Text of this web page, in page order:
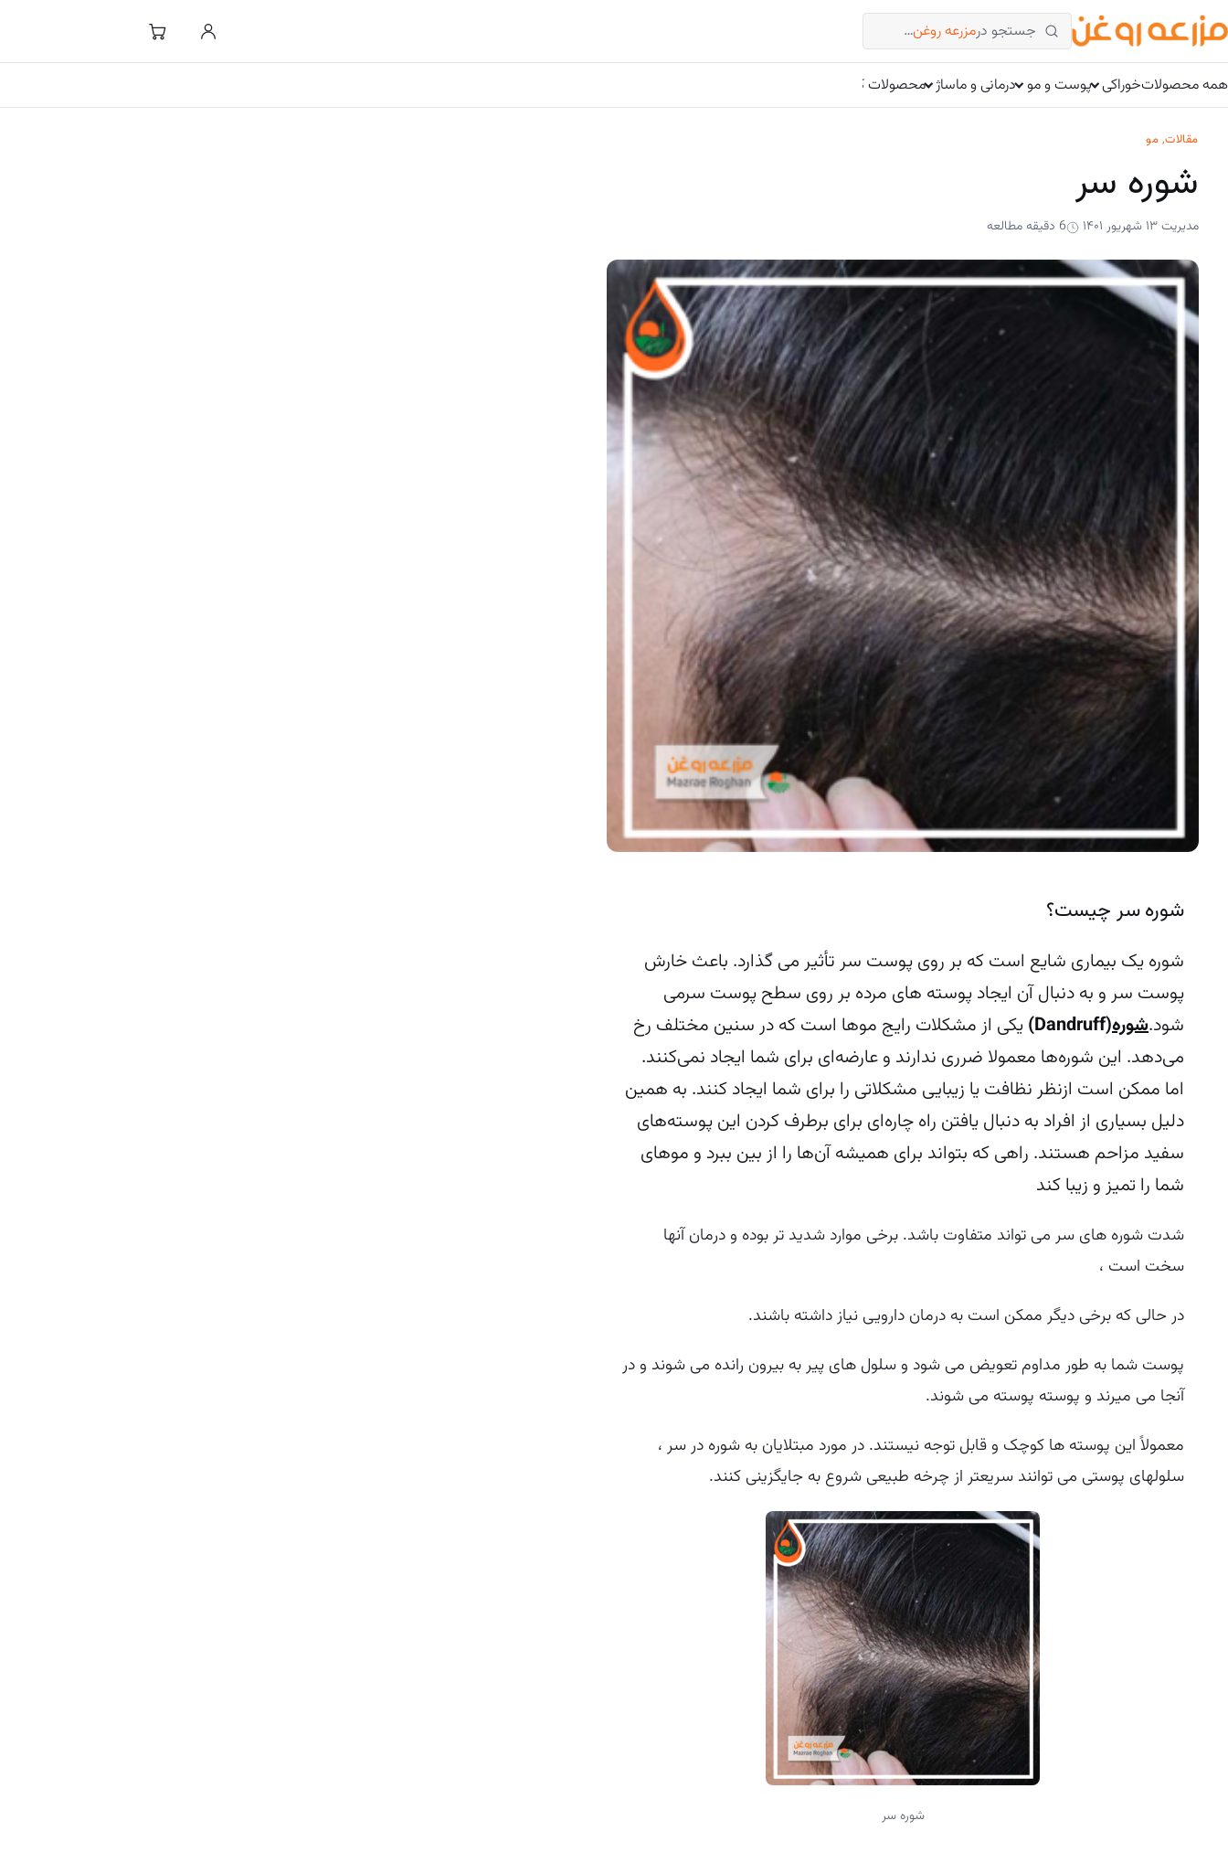
رفتن
به
محتوا
جستجو درمزرعه روغن…
همه محصولاتخوراکی پوست و مو درمانی و ماساژ محصولات کتوژنیک
مقالات, مو
شوره سر
مدیریت۱۳ شهریور ۱۴۰۱ 6 دقیقه مطالعه
شوره سر چیست؟
شوره یک بیماری شایع است که بر روی پوست سر تأثیر می گذارد. باعث خارش
پوست سر و به دنبال آن ایجاد پوسته های مرده بر روی سطح پوست سرمی
شود.شوره(Dandruff)
یکی از مشکلات رایج موها است که در سنین مختلف رخ
می‌دهد. این شوره‌ها معمولا ضرری ندارند و عارضه‌ای برای شما ایجاد نمی‌کنند.
اما ممکن است ازنظر نظافت یا زیبایی مشکلاتی را برای شما ایجاد کنند. به همین
دلیل بسیاری از افراد به دنبال یافتن راه چاره‌ای برای برطرف کردن این پوسته‌های
سفید مزاحم هستند. راهی که بتواند برای همیشه آن‌ها را از بین ببرد و موهای
شما را تمیز و زیبا کند
شدت شوره های سر می تواند متفاوت باشد. برخی موارد شدید تر بوده و درمان آنها
سخت است ،
در حالی که برخی دیگر ممکن است به درمان دارویی نیاز داشته باشند.
پوست شما به طور مداوم تعویض می شود و سلول های پیر به بیرون رانده می شوند و در
آنجا می میرند و پوسته پوسته می شوند.
معمولاً این پوسته ها کوچک و قابل توجه نیستند. در مورد مبتلایان به شوره در سر ،
سلولهای پوستی می توانند سریعتر از چرخه طبیعی شروع به جایگزینی کنند.
شوره سر